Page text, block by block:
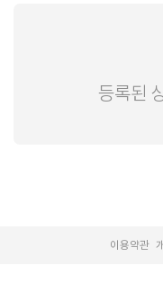
등록된
이용약관